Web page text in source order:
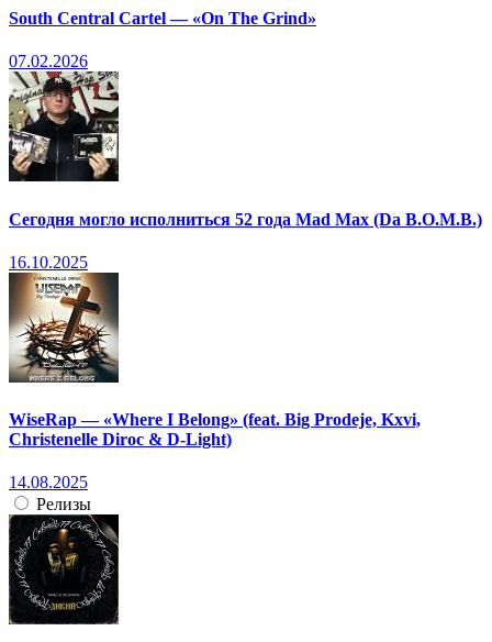
South Central Cartel — «On The Grind»
07.02.2026
Сегодня могло исполниться 52 года Mad Max (Da B.O.M.B.)
16.10.2025
WiseRap — «Where I Belong» (feat. Big Prodeje, Kxvi,
Christenelle Diroc & D-Light)
14.08.2025
Релизы